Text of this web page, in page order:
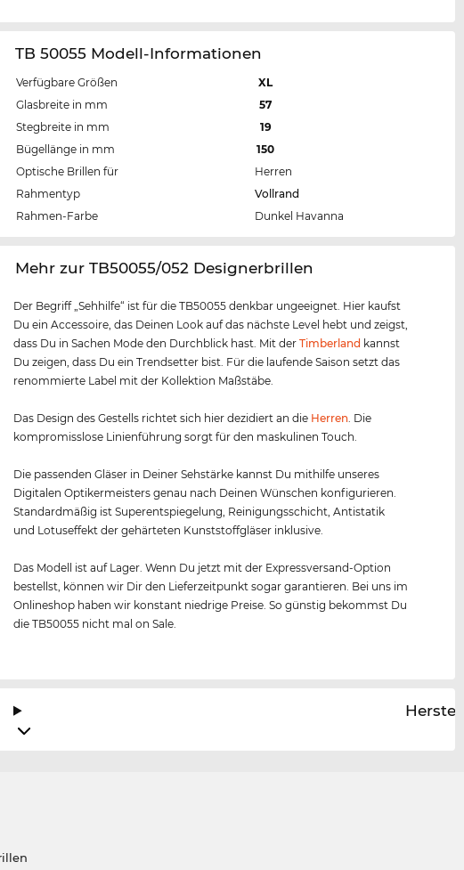
TB 50055 Modell-Informationen
Verfügbare Größen
XL
Glasbreite in mm
57
Stegbreite in mm
19
Bügellänge in mm
150
Optische Brillen für
Herren
Rahmentyp
Vollrand
Rahmen-Farbe
Dunkel Havanna
‌Mehr zur TB50055/052 Designerbrillen
Der Begriff „Sehhilfe“ ist für die TB50055 denkbar ungeeignet. Hier kaufst
Du ein Accessoire, das Deinen Look auf das nächste Level hebt und zeigst,
dass Du in Sachen Mode den Durchblick hast. Mit derTimberland kannst
Du zeigen, dass Du ein Trendsetter bist. Für die laufende Saison setzt das
renommierte Label mit der Kollektion Maßstäbe.
Das Design des Gestells richtet sich hier dezidiert an die Herren . Die
kompromisslose Linienführung sorgt für den maskulinen Touch.
Die passenden Gläser in Deiner Sehstärke kannst Du mithilfe unseres
Digitalen Optikermeisters genau nach Deinen Wünschen konfigurieren.
Standardmäßig ist Superentspiegelung, Reinigungsschicht, Antistatik
und Lotuseffekt der gehärteten Kunststoffgläser inklusive.
Das Modell ist auf Lager. Wenn Du jetzt mit der Expressversand-Option
bestellst, können wir Dir den Lieferzeitpunkt sogar garantieren. Bei uns im
Onlineshop haben wir konstant niedrige Preise. So günstig bekommst Du
die TB50055 nicht mal on Sale.